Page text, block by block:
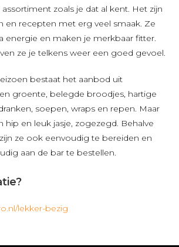
zoals je dat al kent. Het zijn
en recepten met erg veel smaak. Ze
energie en maken je merkbaar fitter.
ze je telkens weer een goed gevoel.
bestaat het aanbod uit
groente, belegde broodjes, hartige
soepen, wraps en repen. Maar
hip en leuk jasje, zogezegd. Behalve
ze ook eenvoudig te bereiden en
aan de bar te bestellen.
lekker-bezig